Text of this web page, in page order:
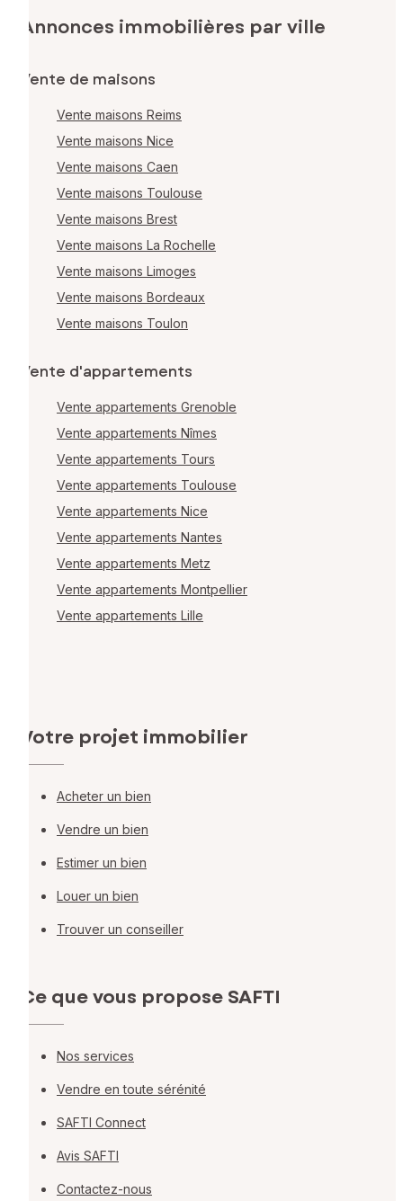
Annonces immobilières par ville
Vente de maisons
Vente maisons Reims
Vente maisons Nice
Vente maisons Caen
Vente maisons Toulouse
Vente maisons Brest
Vente maisons La Rochelle
Vente maisons Limoges
Vente maisons Bordeaux
Vente maisons Toulon
Vente d'appartements
Vente appartements Grenoble
Vente appartements Nîmes
Vente appartements Tours
Vente appartements Toulouse
Vente appartements Nice
Vente appartements Nantes
Vente appartements Metz
Vente appartements Montpellier
Vente appartements Lille
Votre projet immobilier
Acheter un bien
Vendre un bien
Estimer un bien
Louer un bien
Trouver un conseiller
Ce que vous propose SAFTI
Nos services
Vendre en toute sérénité
SAFTI Connect
Avis SAFTI
Contactez-nous